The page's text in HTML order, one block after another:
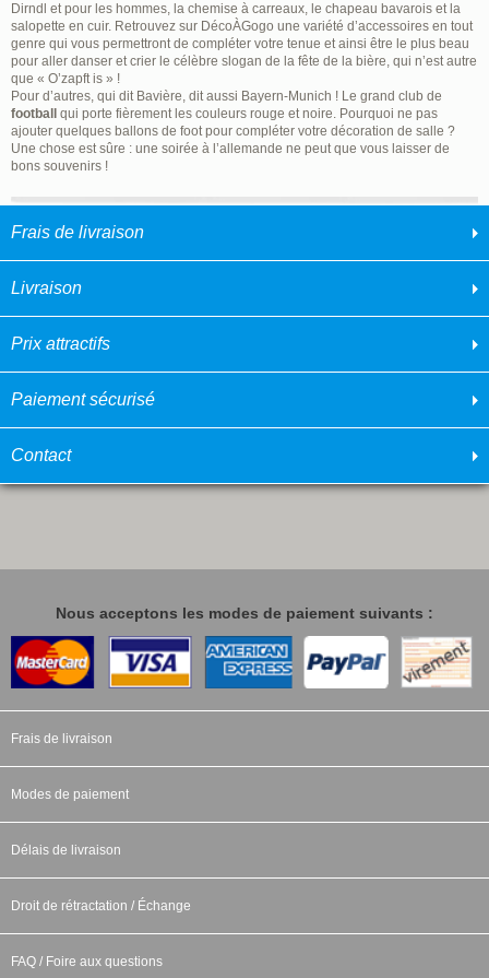
Frais de livraison
Livraison
Prix attractifs
Paiement sécurisé
Contact
Dirndl et pour les hommes, la chemise à carreaux, le chapeau bavarois et la
salopette en cuir. Retrouvez sur DécoÀGogo une variété d’accessoires en tout
genre qui vous permettront de compléter votre tenue et ainsi être le plus beau
pour aller danser et crier le célèbre slogan de la fête de la bière, qui n’est autre
que « O’zapft is » !
Pour d’autres, qui dit Bavière, dit aussi Bayern-Munich ! Le grand club de
football
qui porte fièrement les couleurs rouge et noire. Pourquoi ne pas
ajouter quelques ballons de foot pour compléter votre décoration de salle ?
Une chose est sûre : une soirée à l’allemande ne peut que vous laisser de
bons souvenirs !
Nous acceptons les modes de paiement suivants :
Frais de livraison
Modes de paiement
Délais de livraison
Droit de rétractation / Échange
FAQ / Foire aux questions